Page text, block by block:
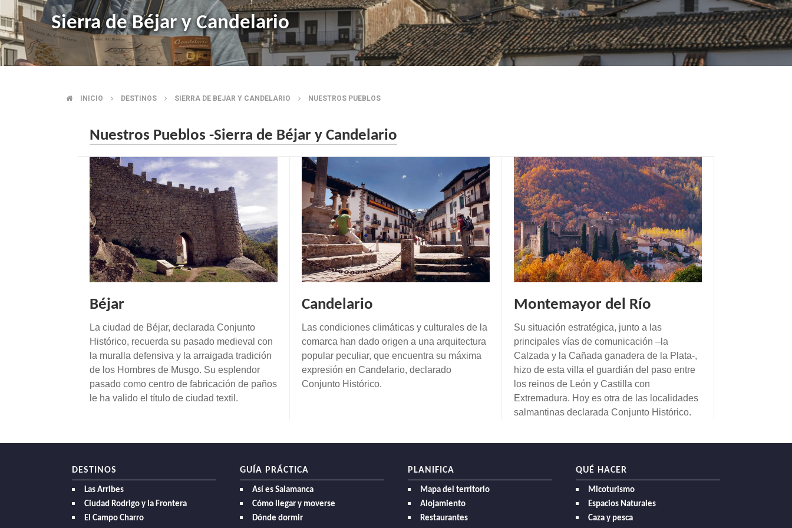
Sierra de Béjar y Candelario
SOBRESCRIBIR
ENLACES
DE
AYUDA
NAVEGACIÓN
INICIO DESTINOS SIERRA DE BEJAR Y CANDELARIO NUESTROS PUEBLOS
Nuestros Pueblos -Sierra de Béjar y Candelario
Béjar
La ciudad de Béjar, declarada Conjunto
Histórico, recuerda su pasado medieval con
la muralla defensiva y la arraigada tradición
de los Hombres de Musgo. Su esplendor
pasado como centro de fabricación de paños
le ha valido el título de ciudad textil.
Candelario
Las condiciones climáticas y culturales de la
comarca han dado origen a una arquitectura
popular peculiar, que encuentra su máxima
expresión en Candelario, declarado
Conjunto Histórico.
Montemayor del Río
Su situación estratégica, junto a las
principales vías de comunicación –la
Calzada y la Cañada ganadera de la Plata-,
hizo de esta villa el guardián del paso entre
los reinos de León y Castilla con
Extremadura. Hoy es otra de las localidades
salmantinas declarada Conjunto Histórico.
DESTINOS
Las Arribes
Ciudad Rodrigo y la Frontera
El Campo Charro
GUÍA PRÁCTICA
Así es Salamanca
Cómo llegar y moverse
Dónde dormir
PLANIFICA
Mapa del territorio
Alojamiento
Restaurantes
QUÉ HACER
Micoturismo
Espacios Naturales
Caza y pesca